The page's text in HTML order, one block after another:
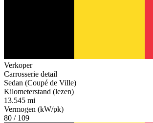
Verkoper
Carrosserie detail
Sedan (Coupé de Ville)
Kilometerstand (lezen)
13.545 mi
Vermogen (kW/pk)
80 / 109